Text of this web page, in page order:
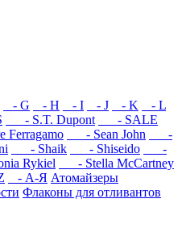
- G - H - I - J - K
- L
- S.T. Dupont
- SALE
- Sean John
-
- Shaik - Shiseido
-
Rykiel
- Stella McCartney
- А-Я Атомайзеры
Флаконы для отливантов